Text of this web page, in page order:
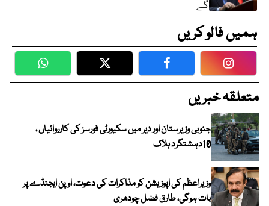
گے
ہمیں فالو کریں
WhatsApp Twitter Facebook
متعلقہ خبریں
جنوبی وزیرستان اور دیر میں سکیورٹی فورسز کی کارروائیاں ،
10دہشتگرد ہلاک
وزیراعظم کی اپوزیشن کو مذاکرات کی دعوت، اوپن ایجنڈے پر
بات ہوگی، طارق فضل چودھری